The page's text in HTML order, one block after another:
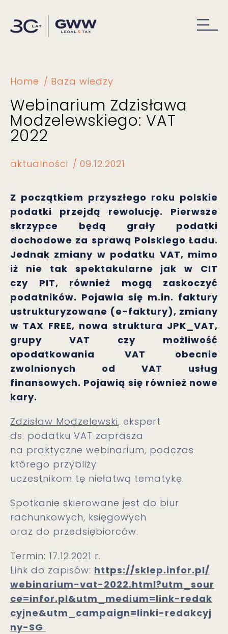
Home Baza wiedzy
Webinarium Zdzisława
Modzelewskiego: VAT
2022
aktualności 09.12.2021
Z początkiem przyszłego roku polskie
podatki przejdą rewolucję. Pierwsze
skrzypce będą grały podatki
dochodowe za sprawą Polskiego Ładu.
Jednak zmiany w podatku VAT, mimo
iż nie tak spektakularne jak w CIT
czy PIT, również mogą zaskoczyć
podatników. Pojawia się m.in. faktury
ustrukturyzowane (e-faktury), zmiany
w TAX FREE, nowa struktura JPK_VAT,
grupy VAT czy możliwość
opodatkowania VAT obecnie
zwolnionych od VAT usług
finansowych. Pojawią się również nowe
kary.
Zdzisław Modzelewski, ekspert
ds. podatku VAT zaprasza
na praktyczne webinarium, podczas
którego przybliży
uczestnikom tę niełatwą tematykę.
Spotkanie skierowane jest do biur
rachunkowych, księgowych
oraz do przedsiębiorców.
Termin: 17.12.2021 r.
Link do zapisów: https://sklep.infor.pl/
webinarium-vat-2022.html?utm_sour
ce=infor.pl&utm_medium=link-redak
cyjne&utm_campaign=linki-redakcyj
ny-SG